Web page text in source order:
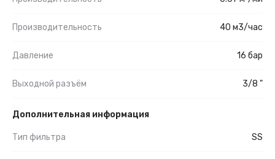
Производительность 40 м3/час
Давление 16 бар
Выходной разъём 3/8 "
Дополнительная информация
Тип фильтра SS